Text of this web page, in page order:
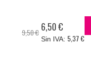
9,50 €
Precio
especial
6,50 €
5,37 €